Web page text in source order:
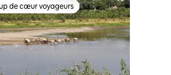
de cœur voyageurs
de cœur voyageurs